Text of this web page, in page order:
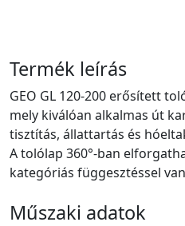
Termék leírás
GEO GL 120-200 erősített
mely kiválóan alkalmas út
tisztítás, állattartás és
A tolólap 360°-ban
kategóriás függesztéssel
Műszaki adatok